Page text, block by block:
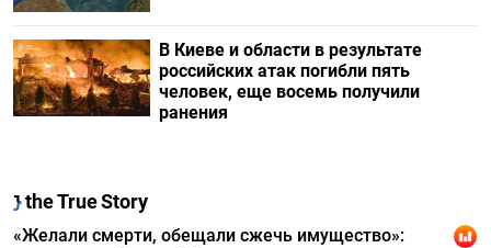
В Киеве и области в результате
российских атак погибли пять
человек, еще восемь получили
ранения